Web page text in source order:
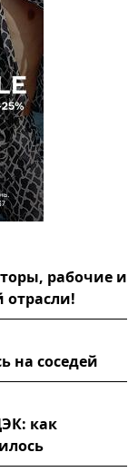
рабочие и
отрасли!
на соседей
как